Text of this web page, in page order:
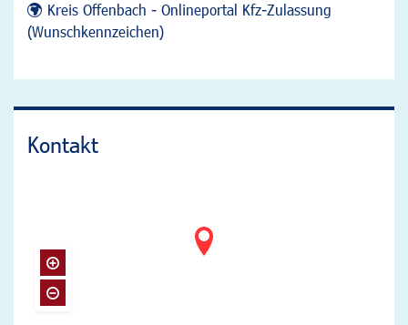
Kreis Offenbach - Onlineportal Kfz-Zulassung
(Wunschkennzeichen)
Kontakt